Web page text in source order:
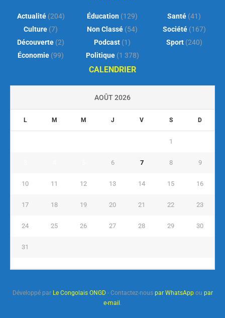
Actualité(204)
Culture (7)
Découverte (2)
Économie (99)
Éducation (129)
Non Classé (54)
Podcast (1)
Politique(1 378)
Santé (41)
Société(167)
Sport(240)
CALENDRIER
AOÛT 2026
L M M J V S D
1
6 7 8 9
10 11 12 13 14 15 16
17 18 19 20 21 22 23
24 25 26 27 28 29 30
31
Développé par Le Congolais ONGD- Contactez-nous par WhatsAppou par
e-mail.